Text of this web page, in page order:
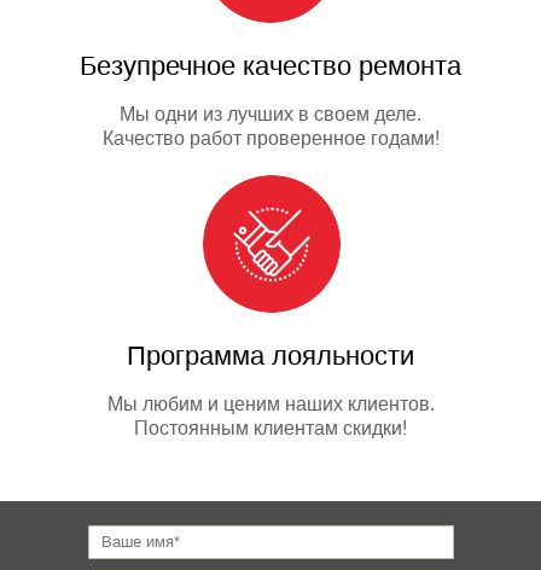
Безупречное качество ремонта
Мы одни из лучших в своем деле.
Качество работ проверенное годами!
Программа лояльности
Мы любим и ценим наших клиентов.
Постоянным клиентам скидки!